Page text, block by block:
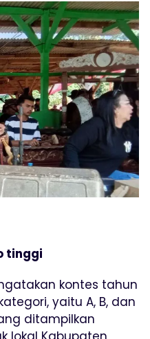
tinggi
kontes tahun
yaitu A, B, dan
ditampilkan